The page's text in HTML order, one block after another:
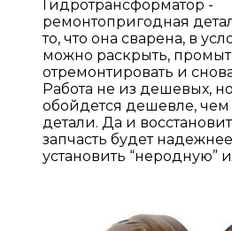
Гидротрансформатор -
ремонтопригодная
то, что она сварена, в
можно раскрыть,
отремонтировать и
Работа не из дешевых,
обойдется дешевле,
детали. Да и
запчасть будет
установить “неродную”